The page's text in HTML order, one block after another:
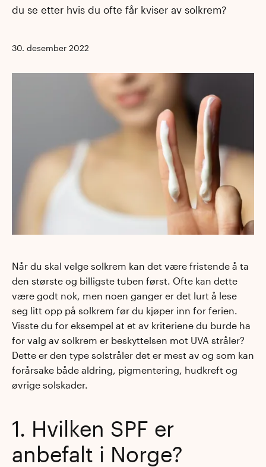
du se etter hvis du ofte får kviser av solkrem?
30. desember 2022
Når du skal velge solkrem kan det være fristende å ta
den største og billigste tuben først. Ofte kan dette
være godt nok, men noen ganger er det lurt å lese
seg litt opp på solkrem før du kjøper inn for ferien.
Visste du for eksempel at et av kriteriene du burde ha
for valg av solkrem er beskyttelsen mot UVA stråler?
Dette er den type solstråler det er mest av og som kan
forårsake både aldring, pigmentering, hudkreft og
øvrige solskader.
1. Hvilken SPF er
anbefalt i Norge?